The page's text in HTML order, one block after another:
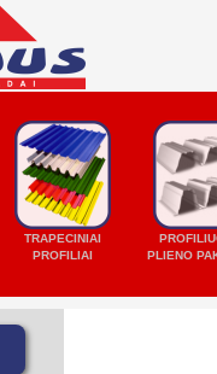
TRAPECINIAI
PROFILIAI
PLIENO
| FASADO APDAILA|
| LIETVAMZDŽIAI